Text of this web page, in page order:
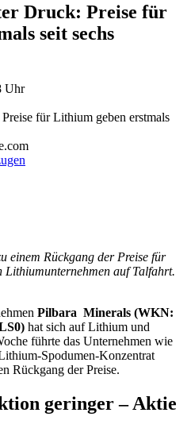
Druck: Preise für
seit sechs
Uhr
einem Rückgang der Preise für
auf Talfahrt.
Pilbara Minerals (WKN:
hat sich auf Lithium und
führte das Unternehmen wie
Spodumen-Konzentrat
Rückgang der Preise.
geringer – Aktie